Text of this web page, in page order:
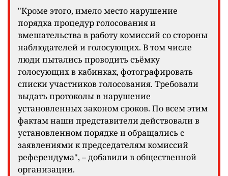
"Кроме этого, имело место нарушение
порядка процедур голосования и
вмешательства в работу комиссий со стороны
наблюдателей и голосующих. В том числе
люди пытались проводить съёмку
голосующих в кабинках, фотографировать
списки участников голосования. Требовали
выдать протоколы в нарушение
установленных законом сроков. По всем этим
фактам наши представители действовали в
установленном порядке и обращались с
заявлениями к председателям комиссий
референдума", – добавили в общественной
организации.